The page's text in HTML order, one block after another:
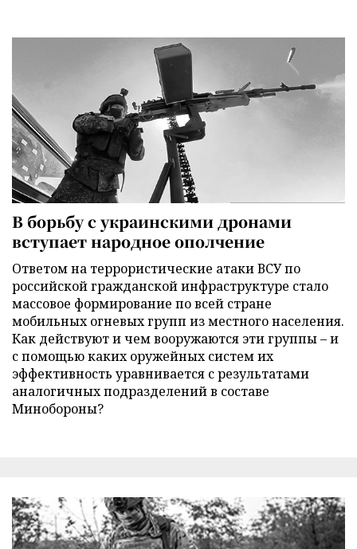
В борьбу с украинскими дронами
вступает народное ополчение
Ответом на террористические атаки ВСУ по
российской гражданской инфраструктуре стало
массовое формирование по всей стране
мобильных огневых групп из местного населения.
Как действуют и чем вооружаются эти группы – и
с помощью каких оружейных систем их
эффективность уравнивается с результатами
аналогичных подразделений в составе
Минобороны?